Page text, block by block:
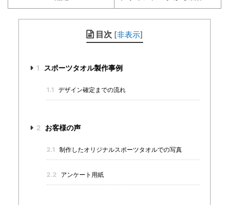
目次 [非表示]
1 スポーツタオル製作事例
1.1 デザイン確定までの流れ
2 お客様の声
2.1 制作したオリジナルスポーツタオルでの写真
2.2 アンケート用紙